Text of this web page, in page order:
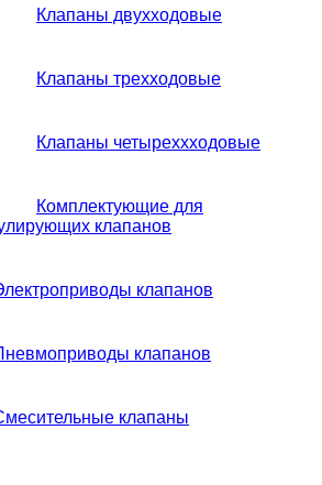
Клапаны двухходовые
Клапаны трехходовые
Клапаны четыреххходовые
Комплектующие для
клапанов
клапанов
клапанов
клапаны